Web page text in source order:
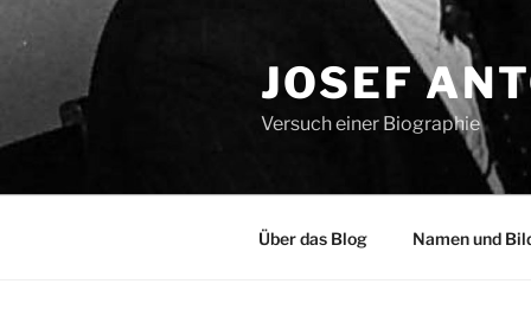
Inhalt
JOSEF
Versuch einer Biographie
Über das Blog Namen und